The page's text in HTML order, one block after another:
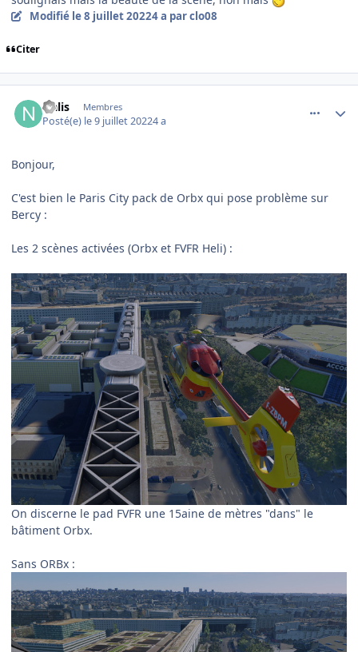
Modifié le 8 juillet 20224 a par clo08
Citer
Nalis Membres
Posté(e) le 9 juillet 20224 a
Bonjour,
C'est bien le Paris City pack de Orbx qui pose problème sur
Bercy :
Les 2 scènes activées (Orbx et FVFR Heli) :
On discerne le pad FVFR une 15aine de mètres "dans" le
bâtiment Orbx.
Sans ORBx :